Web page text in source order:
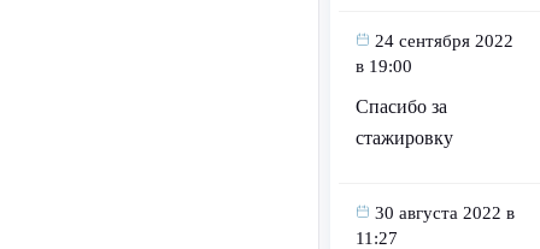
24 сентября 2022
в 19:00
Спасибо за
стажировку
30 августа 2022 в
11:27